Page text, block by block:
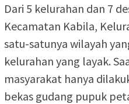
Dari 5 kelurahan dan 7
Kecamatan Kabila,
satu-satunya wilayah
kelurahan yang layak.
masyarakat hanya
bekas gudang pupuk